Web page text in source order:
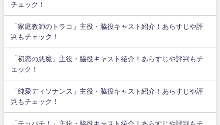
チェック！
「家庭教師のトラコ」主役・脇役キャスト紹介！あらすじや評
判もチェック！
「初恋の悪魔」主役・脇役キャスト紹介！あらすじや評判もチ
ェック！
「純愛ディソナンス」主役・脇役キャスト紹介！あらすじや評
判もチェック！
「テッパチ！」主役・脇役キャスト紹介！あらすじや評判もチ